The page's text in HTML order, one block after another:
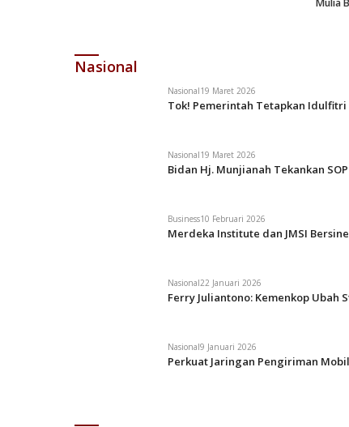
Mulia
Nasional
Nasional19 Maret 2026
Tok! Pemerintah Tetapkan Idulfitri
Nasional19 Maret 2026
Bidan Hj. Munjianah Tekankan
Business10 Februari 2026
Merdeka Institute dan JMSI
Nasional22 Januari 2026
Ferry Juliantono: Kemenkop Ubah
Nasional9 Januari 2026
Perkuat Jaringan Pengiriman